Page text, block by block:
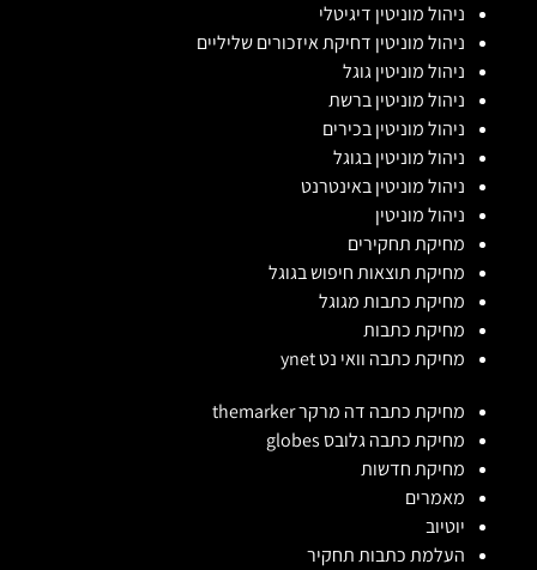
ניהול מוניטין דיגיטלי
ניהול מוניטין דחיקת איזכורים שליליים
ניהול מוניטין גוגל
ניהול מוניטין ברשת
ניהול מוניטין בכירים
ניהול מוניטין בגוגל
ניהול מוניטין באינטרנט
ניהול מוניטין
מחיקת תחקירים
מחיקת תוצאות חיפוש בגוגל
מחיקת כתבות מגוגל
מחיקת כתבות
מחיקת כתבה וואי נט ynet
מחיקת כתבה דה מרקר themarker
מחיקת כתבה גלובס globes
מחיקת חדשות
מאמרים
יוטיוב
העלמת כתבות תחקיר